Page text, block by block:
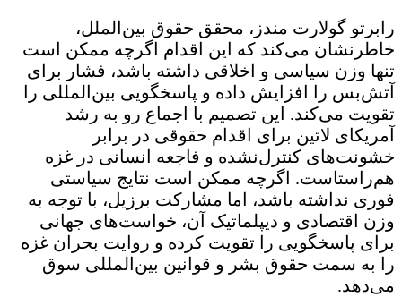
رابرتو گولارت مندز، محقق حقوق بین‌الملل،
خاطرنشان می‌کند که این اقدام اگرچه ممکن است
تنها وزن سیاسی و اخلاقی داشته باشد، فشار برای
آتش‌بس را افزایش داده و پاسخگویی بین‌المللی را
تقویت می‌کند. این تصمیم با اجماع رو به رشد
آمریکای لاتین برای اقدام حقوقی در برابر
خشونت‌های کنترل‌نشده و فاجعه انسانی در غزه
هم‌راستاست. اگرچه ممکن است نتایج سیاستی
فوری نداشته باشد، اما مشارکت برزیل، با توجه به
وزن اقتصادی و دیپلماتیک آن، خواست‌های جهانی
برای پاسخگویی را تقویت کرده و روایت بحران غزه
را به سمت حقوق بشر و قوانین بین‌المللی سوق
می‌دهد.